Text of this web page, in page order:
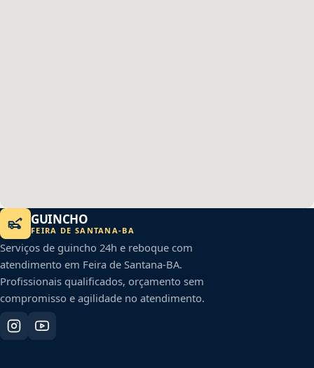
GUINCHO
FEIRA DE SANTANA-BA
Serviços de guincho 24h e reboque com
atendimento em Feira de Santana-BA.
Profissionais qualificados, orçamento sem
compromisso e agilidade no atendimento.